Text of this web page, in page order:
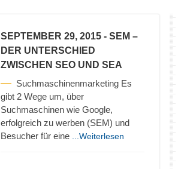
SEPTEMBER 29, 2015 - SEM –
DER UNTERSCHIED
ZWISCHEN SEO UND SEA
Suchmaschinenmarketing Es
gibt 2 Wege um, über
Suchmaschinen wie Google,
erfolgreich zu werben (SEM) und
Besucher für eine
...Weiterlesen